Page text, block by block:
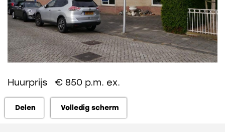
Huurprijs € 850 p.m. ex.
Delen Volledig scherm
Delen Volledig scherm